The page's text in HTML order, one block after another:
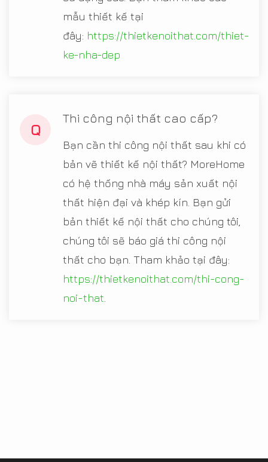
mẫu thiết kế tại
đây: https://thietkenoithat.com/thiet-
ke-nha-dep
Q
Thi công nội thất cao cấp?
Bạn cần thi công nội thất sau khi có
bản vẽ thiết kế nội thất? MoreHome
có hệ thống nhà máy sản xuất nội
thất hiện đại và khép kín. Bạn gửi
bản thiết kế nội thất cho chúng tôi,
chúng tôi sẽ báo giá thi công nội
thất cho bạn. Tham khảo tại đây:
https://thietkenoithat.com/thi-cong-
noi-that